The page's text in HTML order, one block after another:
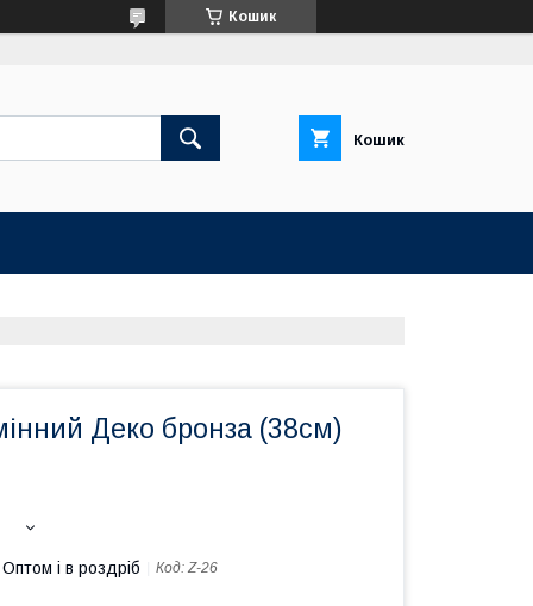
Кошик
Кошик
Деко бронза (38см)
Оптом і в роздріб Код: Z-26